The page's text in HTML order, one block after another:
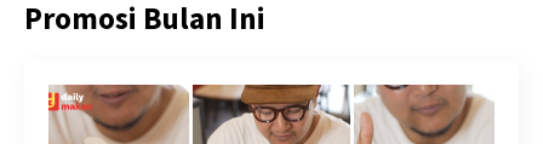
Promosi Bulan Ini